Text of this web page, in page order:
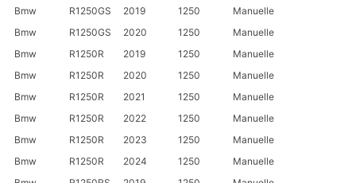
Bmw R1250GS 2019 1250
Manuelle
Bmw
R1250GS 2020 1250
Manuelle
Bmw
R1250R 2019 1250
Manuelle
Bmw
R1250R 2020 1250
Manuelle
Bmw
R1250R 2021 1250
Manuelle
Bmw
R1250R 2022 1250
Manuelle
Bmw
R1250R 2023 1250
Manuelle
Bmw
R1250R 2024 1250
Manuelle